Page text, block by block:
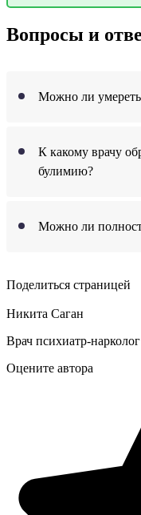
Вопросы и
Можно ли
К какому врачу
булимию?
Можно ли
Поделиться страницей
Никита Саган
Врач психиатр-нарколог
Оцените автора